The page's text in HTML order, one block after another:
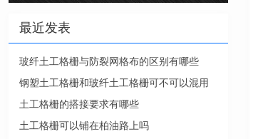
最近发表
玻纤土工格栅与防裂网格布的区别有哪些
钢塑土工格栅和玻纤土工格栅可不可以混用
土工格栅的搭接要求有哪些
土工格栅可以铺在柏油路上吗